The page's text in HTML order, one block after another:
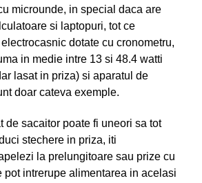
microunde, in special daca are
si laptopuri, tot ce
dotate cu cronometru,
in medie intre 13 si 48.4 watti
lasat in priza) si aparatul de
doar cateva exemple.
de sacaitor poate fi uneori sa tot
stechere in priza, iti
la prelungitoare sau prize cu
pot intrerupe alimentarea in acelasi